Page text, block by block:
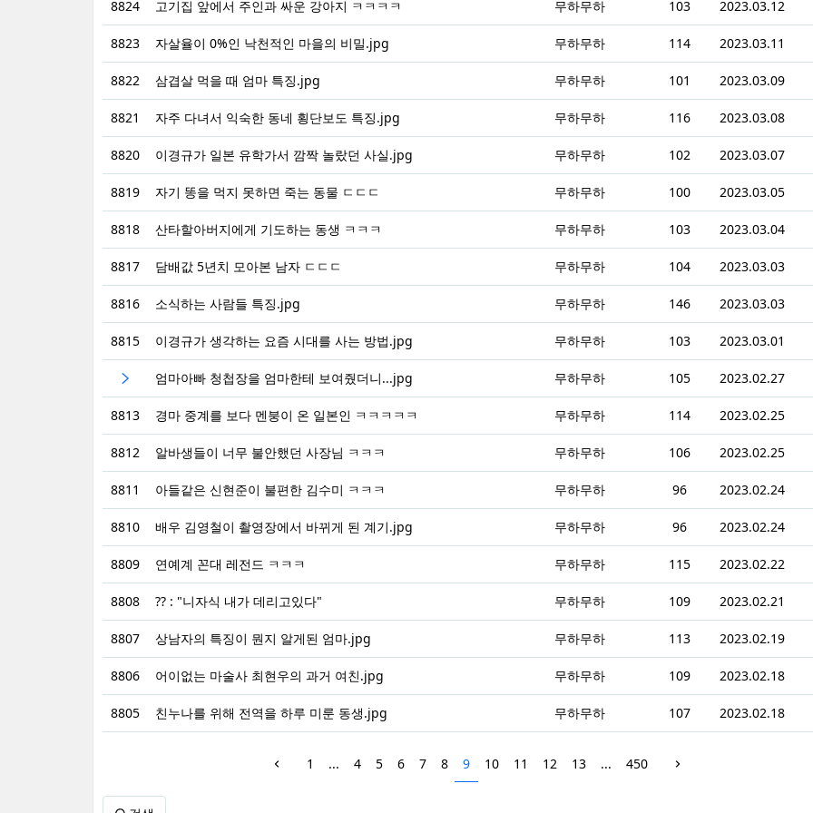
8824 고기집 앞에서 주인과 싸운 강아지 ㅋㅋㅋㅋ 무하무하 103 2023.03.12
8823 자살율이 0%인 낙천적인 마을의 비밀.jpg 무하무하 114 2023.03.11
8822 삼겹살 먹을 때 엄마 특징.jpg 무하무하 101 2023.03.09
8821 자주 다녀서 익숙한 동네 횡단보도 특징.jpg 무하무하 116 2023.03.08
8820 이경규가 일본 유학가서 깜짝 놀랐던 사실.jpg 무하무하 102 2023.03.07
8819 자기 똥을 먹지 못하면 죽는 동물 ㄷㄷㄷ 무하무하 100 2023.03.05
8818 산타할아버지에게 기도하는 동생 ㅋㅋㅋ 무하무하 103 2023.03.04
8817 담배값 5년치 모아본 남자 ㄷㄷㄷ 무하무하 104 2023.03.03
8816 소식하는 사람들 특징.jpg 무하무하 146 2023.03.03
8815 이경규가 생각하는 요즘 시대를 사는 방법.jpg 무하무하 103 2023.03.01
엄마아빠 청첩장을 엄마한테 보여줬더니...jpg 무하무하 105 2023.02.27
8813 경마 중계를 보다 멘붕이 온 일본인 ㅋㅋㅋㅋㅋ 무하무하 114 2023.02.25
8812 알바생들이 너무 불안했던 사장님 ㅋㅋㅋ 무하무하 106 2023.02.25
8811 아들같은 신현준이 불편한 김수미 ㅋㅋㅋ 무하무하 96 2023.02.24
8810 배우 김영철이 촬영장에서 바뀌게 된 계기.jpg 무하무하 96 2023.02.24
8809 연예계 꼰대 레전드 ㅋㅋㅋ 무하무하 115 2023.02.22
8808 ?? : "니자식 내가 데리고있다" 무하무하 109 2023.02.21
8807 상남자의 특징이 뭔지 알게된 엄마.jpg 무하무하 113 2023.02.19
8806 어이없는 마술사 최현우의 과거 여친.jpg 무하무하 109 2023.02.18
8805 친누나를 위해 전역을 하루 미룬 동생.jpg 무하무하 107 2023.02.18
1 ... 4 5 6 7 8 9 10 11 12 13 ... 450